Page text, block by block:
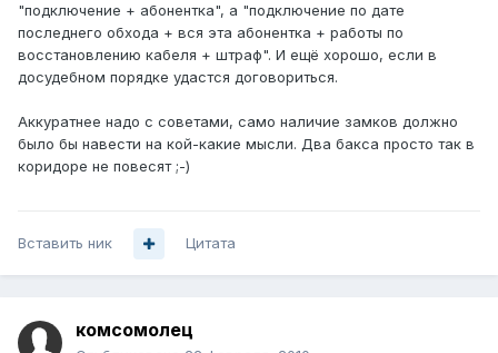
"подключение + абонентка", а "подключение по дате
последнего обхода + вся эта абонентка + работы по
восстановлению кабеля + штраф". И ещё хорошо, если в
досудебном порядке удастся договориться.
Аккуратнее надо с советами, само наличие замков должно
было бы навести на кой-какие мысли. Два бакса просто так в
коридоре не повесят ;-)
Вставить ник Цитата
комсомолец